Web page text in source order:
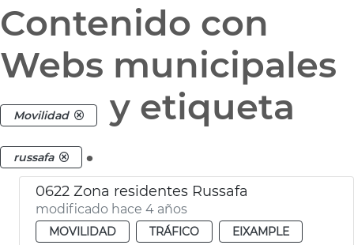
Contenido con
Webs municipales
Movilidad y etiqueta
russafa .
0622 Zona residentes Russafa
modificado hace 4 años
MOVILIDAD TRÁFICO
EIXAMPLE